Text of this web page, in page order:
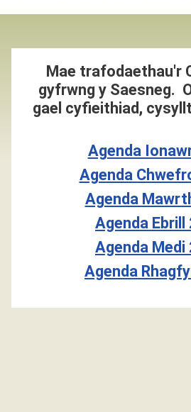
Mae trafodaethau'r
gyfrwng y Saesneg.
gael cyfieithiad,
Agenda
Agenda
Agenda
Agenda Ebrill
Agenda Medi
Agenda